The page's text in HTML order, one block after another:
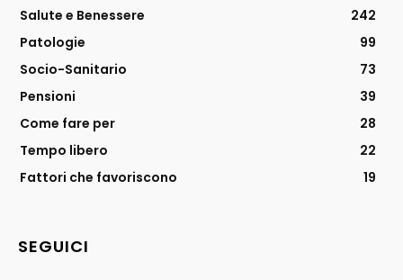
Salute e Benessere
242
Patologie
99
Socio-Sanitario
73
Pensioni
39
Come fare per
28
Tempo libero
22
Fattori che favoriscono
19
SEGUICI